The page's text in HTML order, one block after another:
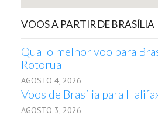
VOOS A PARTIR DE BRASÍLIA
Qual o melhor voo para
Rotorua
AGOSTO 4, 2026
Voos de Brasília para
AGOSTO 3, 2026